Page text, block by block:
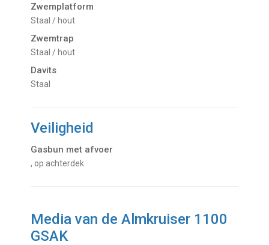
Zwemplatform
Staal / hout
Zwemtrap
Staal / hout
Davits
Staal
Veiligheid
Gasbun met afvoer
, op achterdek
Media van de Almkruiser 1100
GSAK